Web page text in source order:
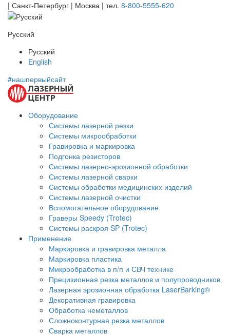
| Санкт-Петербург | Москва | тел. 8-800-5555-620
Русский
Русский
English
#нашпервыйсайт
Оборудование
Системы лазерной резки
Системы микрообработки
Гравировка и маркировка
Подгонка резисторов
Системы лазерно-эрозионной обработки
Системы лазерной сварки
Системы обработки медицинских изделий
Системы лазерной очистки
Вспомогательное оборудование
Граверы Speedy (Trotec)
Системы раскроя SP (Trotec)
Применение
Маркировка и гравировка металла
Маркировка пластика
Микрообработка в п/п и СВЧ технике
Прецизионная резка металлов и полупроводников
Лазерная эрозионная обработка LaserBarking®
Декоративная гравировка
Обработка неметаллов
Сложноконтурная резка металлов
Сварка металлов